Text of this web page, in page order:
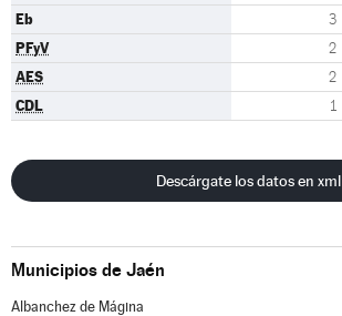
Eb 3
PFyV 2
AES 2
CDL 1
Descárgate los datos en xml
Municipios de Jaén
Albanchez de Mágina